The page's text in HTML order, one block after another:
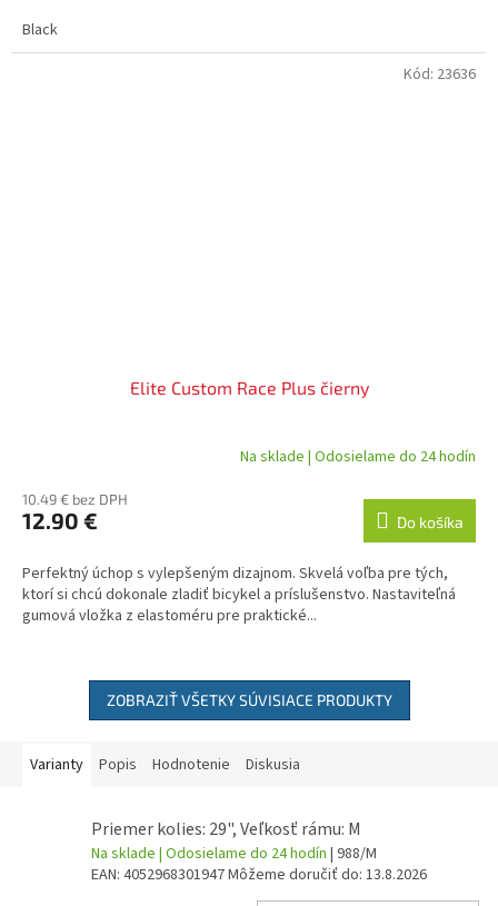
Black
Elite Custom Race Plus čierny
Na sklade | Odosielame do 24 hodín
10.49 € bez DPH
12.90 € Do košíka
Perfektný úchop s vylepšeným dizajnom. Skvelá voľba pre tých,
ktorí si chcú dokonale zladiť bicykel a príslušenstvo. Nastaviteľná
gumová vložka z elastoméru pre praktické...
Kód: 23636
ZOBRAZIŤ VŠETKY SÚVISIACE PRODUKTY
Varianty Popis Hodnotenie Diskusia
Priemer kolies: 29", Veľkosť rámu: M
Na sklade | Odosielame do 24 hodín | 988/M
EAN: 4052968301947Môžeme doručiť do: 13.8.2026